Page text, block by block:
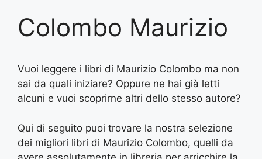
Colombo Maurizio
Vuoi leggere i libri di Maurizio Colombo ma non
sai da quali iniziare? Oppure ne hai già letti
alcuni e vuoi scoprirne altri dello stesso autore?
Qui di seguito puoi trovare la nostra selezione
dei migliori libri di Maurizio Colombo, quelli da